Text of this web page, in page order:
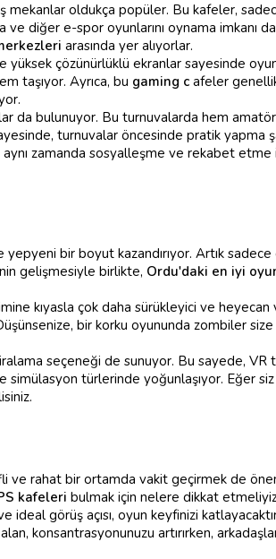
mekanlar oldukça popüler. Bu kafeler,
diğer e-spor oyunlarını oynama imkanı
arasında yer alıyorlar.
çözünürlüklü ekranlar sayesinde
taşıyor. Ayrıca, bu gaming c afeler
da bulunuyor. Bu turnuvalarda hem
turnuvalar öncesinde pratik yapma
zamanda sosyalleşme ve rekabet etme
bir boyut kazandırıyor. Artık sadece
gelişmesiyle birlikte, Ordu'daki en iyi
kıyasla çok daha sürükleyici ve heyecan
bir korku oyununda zombiler
seçeneği de sunuyor. Bu sayede, VR
türlerinde yoğunlaşıyor. Eğer siz
ve rahat bir ortamda vakit geçirmek de
kafeleri bulmak için nelere dikkat
görüş açısı, oyun keyfinizi
konsantrasyonunuzu artırırken,